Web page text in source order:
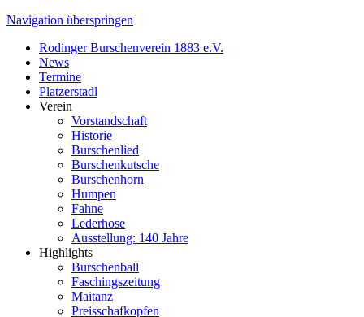
Navigation überspringen
Rodinger Burschenverein 1883 e.V.
News
Termine
Platzerstadl
Verein
Vorstandschaft
Historie
Burschenlied
Burschenkutsche
Burschenhorn
Humpen
Fahne
Lederhose
Ausstellung: 140 Jahre
Highlights
Burschenball
Faschingszeitung
Maitanz
Preisschafkopfen